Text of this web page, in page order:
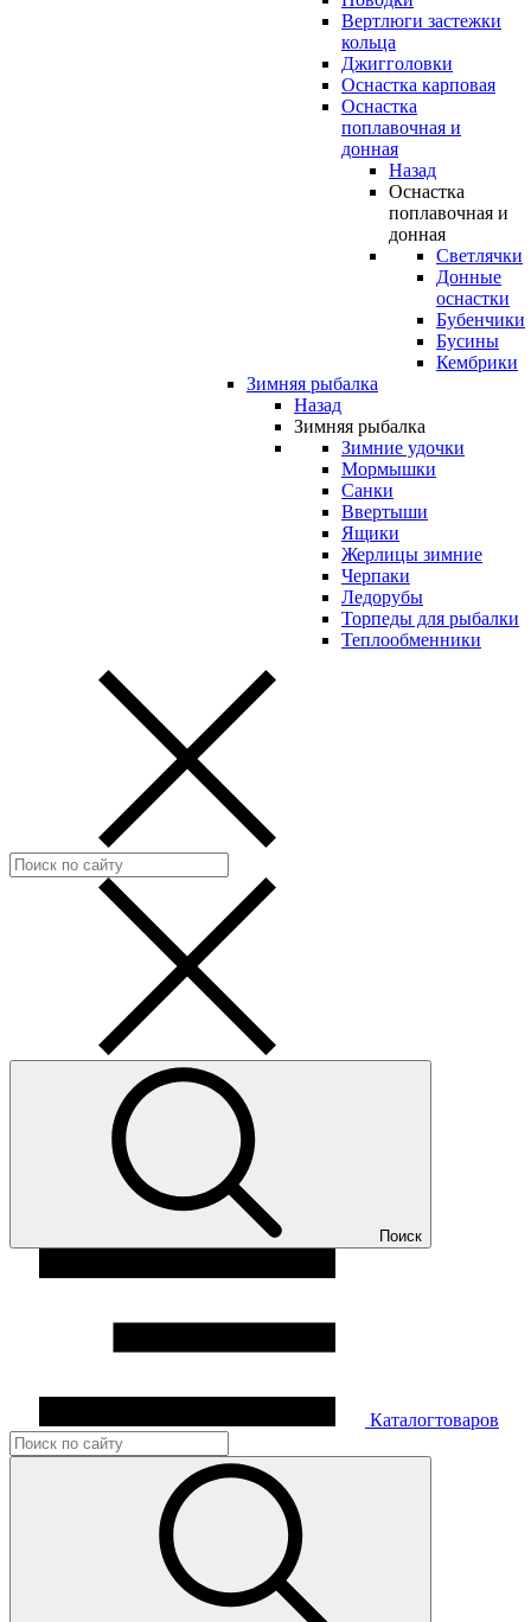
Вертлюги застежки
кольца
Джигголовки
Оснастка карповая
Оснастка
поплавочная и
донная
Назад
Оснастка
поплавочная и
донная
Светлячки
Донные
оснастки
Бубенчики
Бусины
Кембрики
Зимняя рыбалка
Назад
Зимняя рыбалка
Зимние удочки
Мормышки
Санки
Ввертыши
Ящики
Жерлицы зимние
Черпаки
Ледорубы
Торпеды для рыбалки
Теплообменники
Поиск
Каталогтоваров